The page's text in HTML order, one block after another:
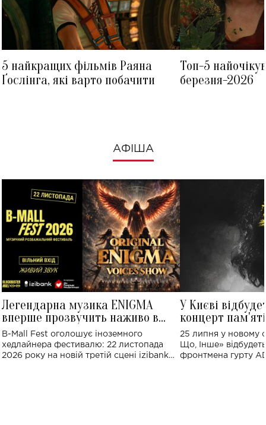
5 найкращих фільмів Раяна
Ґослінга, які варто побачити
Топ-5
березня-2026
АФІША
Легендарна музика ENIGMA
вперше прозвучить наживо в
Україні: де відбудеться концерт
B-Mall Fest оголошує іноземного
хедлайнера фестивалю: 22 листопада
2026 року на новій третій сцені izibank
У Києві
концерт
Клименка:
виконають
25 липня у новому
Що, Інше»
фронтмена гурту